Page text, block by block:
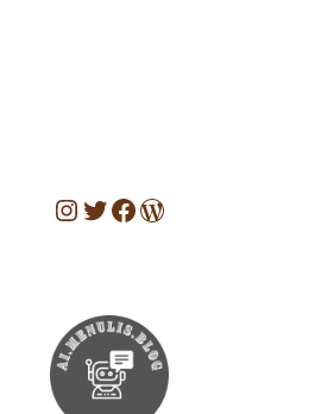
Instagram
Twitter
Facebook
WordPress